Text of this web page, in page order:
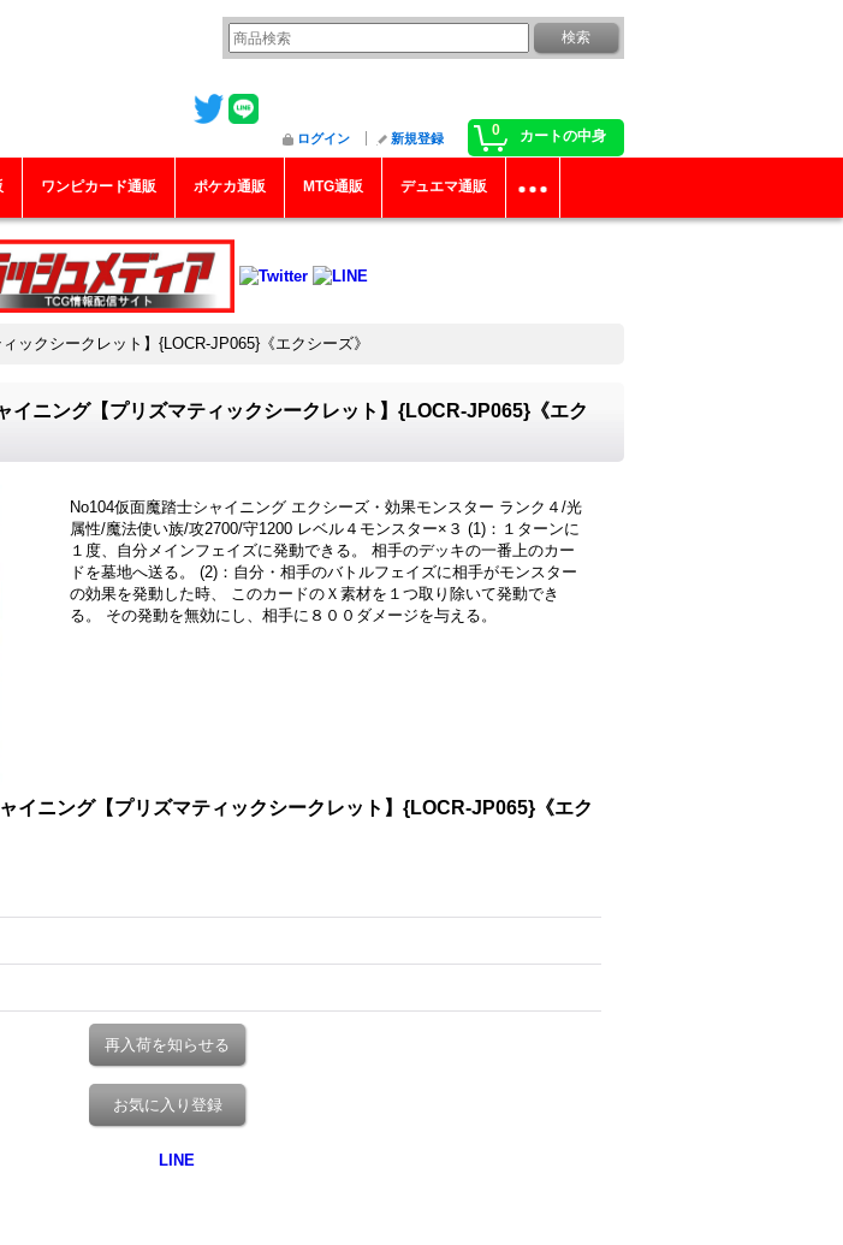
0 カートの中身
ログイン 新規登録
ワンピカード通販 ポケカ通販 MTG通販 デュエマ通販
ックシークレット】{LOCR-JP065}《エクシーズ》
イニング【プリズマティックシークレット】{LOCR-JP065}《エク
No104仮面魔踏士シャイニング エクシーズ・効果モンスター ランク４/光
属性/魔法使い族/攻2700/守1200 レベル４モンスター×３ (1)：１ターンに
１度、自分メインフェイズに発動できる。 相手のデッキの一番上のカー
ドを墓地へ送る。 (2)：自分・相手のバトルフェイズに相手がモンスター
の効果を発動した時、 このカードのＸ素材を１つ取り除いて発動でき
る。 その発動を無効にし、相手に８００ダメージを与える。
イニング【プリズマティックシークレット】{LOCR-JP065}《エク
再入荷を知らせる
お気に入り登録